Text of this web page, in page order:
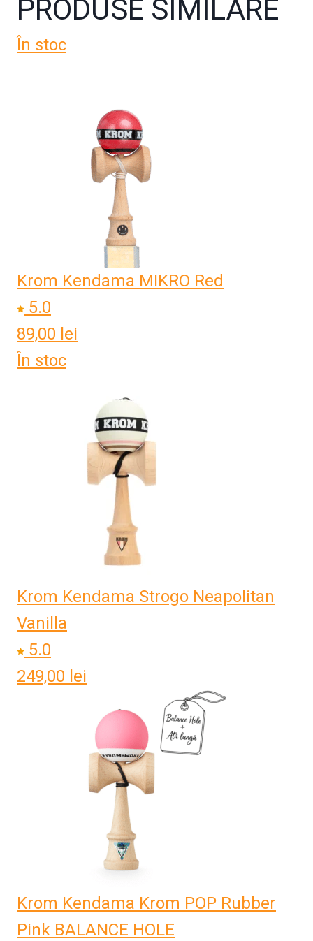
PRODUSE SIMILARE
În stoc
Krom Kendama MIKRO Red
5.0
89,00 lei
În stoc
Krom Kendama Strogo Neapolitan
Vanilla
5.0
249,00 lei
Krom Kendama Krom POP Rubber
Pink BALANCE HOLE